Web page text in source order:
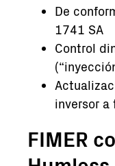
De
1741 SA
Control
inversor a
FIMER